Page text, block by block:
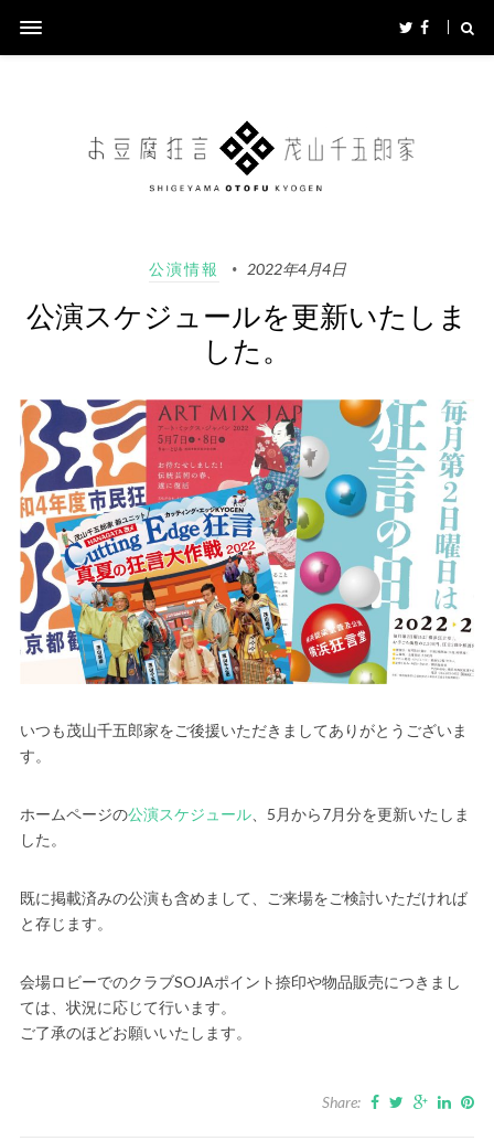
公演情報 2022年4月4日
公演スケジュールを更新いたしま
した。
いつも茂山千五郎家をご後援いただきましてありがとうございま
す。
ホームページの公演スケジュール、5月から7月分を更新いたしま
した。
既に掲載済みの公演も含めまして、ご来場をご検討いただければ
と存じます。
会場ロビーでのクラブSOJAポイント捺印や物品販売につきまし
ては、状況に応じて行います。
ご了承のほどお願いいたします。
Share: